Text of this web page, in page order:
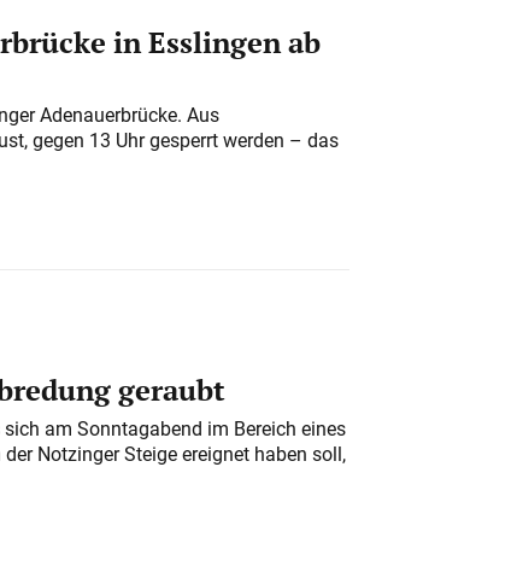
in Esslingen ab
Adenauerbrücke. Aus
gegen 13 Uhr gesperrt werden – das
geraubt
am Sonntagabend im Bereich eines
Notzinger Steige ereignet haben soll,